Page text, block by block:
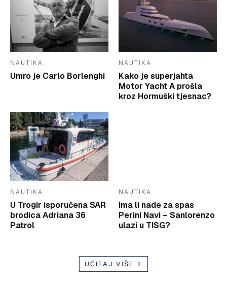
NAUTIKA
Umro je Carlo Borlenghi
NAUTIKA
Kako je superjahta
Motor Yacht A prošla
kroz Hormuški tjesnac?
NAUTIKA
U Trogir isporučena SAR
brodica Adriana 36
Patrol
NAUTIKA
Ima li nade za spas
Perini Navi – Sanlorenzo
ulazi u TISG?
UČITAJ VIŠE